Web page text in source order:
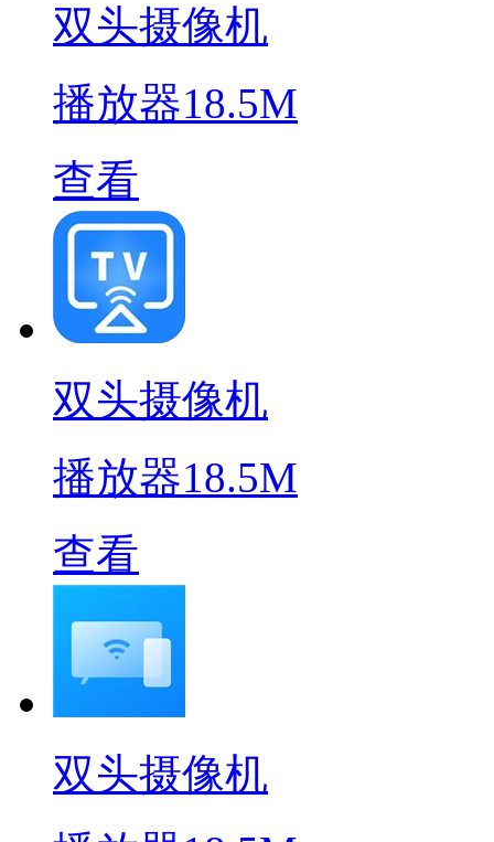
双头摄像机
播放器18.5M
查看
双头摄像机
播放器18.5M
查看
双头摄像机